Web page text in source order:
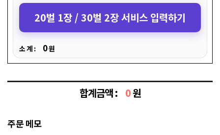
20벌 1장 / 30벌 2장 서비스 입력하기
소 계 : 0원
합계금액 : 0원
주문 메모